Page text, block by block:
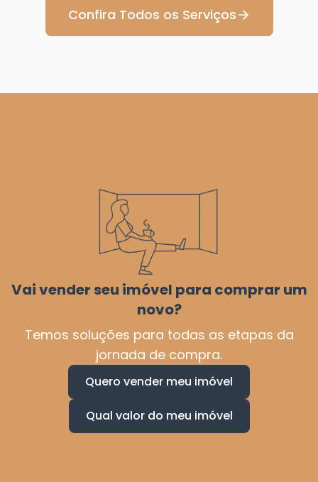
Confira Todos os Serviços
Vai vender seu imóvel para comprar um
novo?
Temos soluções para todas as etapas da
jornada de compra.
Quero vender meu imóvel
Qual valor do meu imóvel